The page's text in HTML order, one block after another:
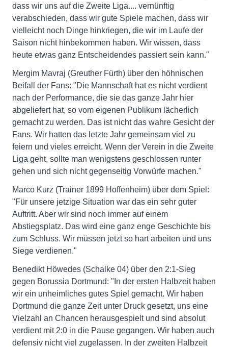
dass wir uns auf die Zweite Liga.... vernünftig
verabschieden, dass wir gute Spiele machen, dass wir
vielleicht noch Dinge hinkriegen, die wir im Laufe der
Saison nicht hinbekommen haben. Wir wissen, dass
heute etwas ganz Entscheidendes passiert sein kann."
Mergim Mavraj (Greuther Fürth) über den höhnischen
Beifall der Fans: "Die Mannschaft hat es nicht verdient
nach der Performance, die sie das ganze Jahr hier
abgeliefert hat, so vom eigenen Publikum lächerlich
gemacht zu werden. Das ist nicht das wahre Gesicht der
Fans. Wir hatten das letzte Jahr gemeinsam viel zu
feiern und vieles erreicht. Wenn der Verein in die Zweite
Liga geht, sollte man wenigstens geschlossen runter
gehen und sich nicht gegenseitig Vorwürfe machen."
Marco Kurz (Trainer 1899 Hoffenheim) über dem Spiel:
"Für unsere jetzige Situation war das ein sehr guter
Auftritt. Aber wir sind noch immer auf einem
Abstiegsplatz. Das wird eine ganz enge Geschichte bis
zum Schluss. Wir müssen jetzt so hart arbeiten und uns
Siege verdienen."
Benedikt Höwedes (Schalke 04) über den 2:1-Sieg
gegen Borussia Dortmund: "In der ersten Halbzeit haben
wir ein unheimliches gutes Spiel gemacht. Wir haben
Dortmund die ganze Zeit unter Druck gesetzt, uns eine
Vielzahl an Chancen herausgespielt und sind absolut
verdient mit 2:0 in die Pause gegangen. Wir haben auch
defensiv nicht viel zugelassen. In der zweiten Halbzeit